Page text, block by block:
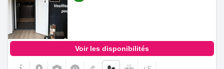
Voir les disponibilités